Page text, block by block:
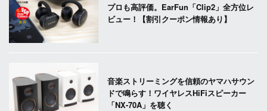
プロも高評価。EarFun「Clip2」全方位レ
ビュー！【割引クーポン情報あり】
音楽ストリーミングを信頼のヤマハサウン
ドで鳴らす！ワイヤレスHiFiスピーカー
「NX-70A」を聴く